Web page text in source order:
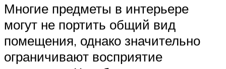
Многие предметы в интерьере
могут не портить общий вид
помещения, однако значительно
ограничивают восприятие